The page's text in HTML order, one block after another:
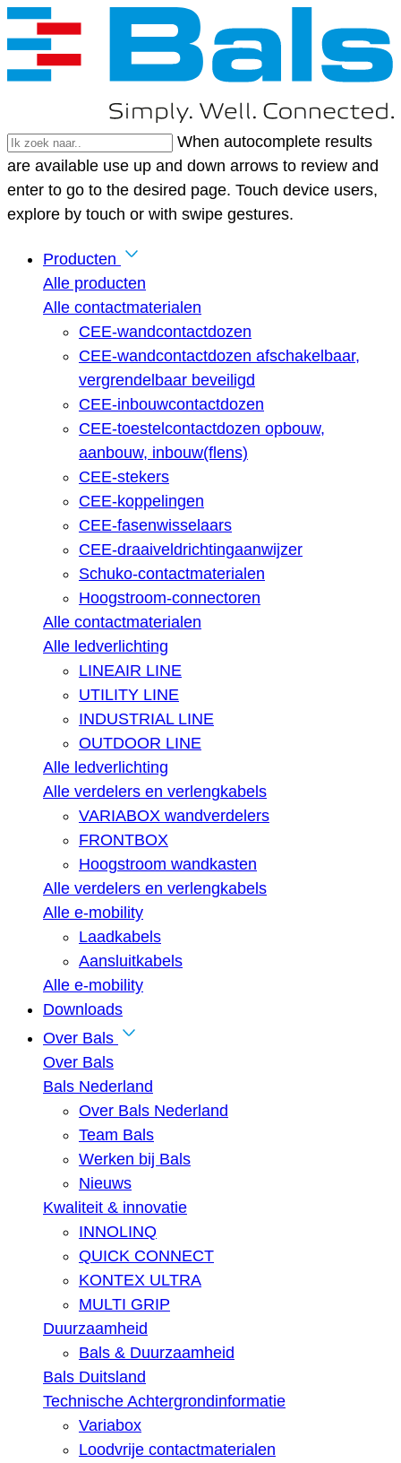
When autocomplete results
are available use up and down arrows to review and
enter to go to the desired page. Touch device users,
explore by touch or with swipe gestures.
Producten
Alle producten
Alle contactmaterialen
CEE-wandcontactdozen
CEE-wandcontactdozen afschakelbaar,
vergrendelbaar beveiligd
CEE-inbouwcontactdozen
CEE-toestelcontactdozen opbouw,
aanbouw, inbouw(flens)
CEE-stekers
CEE-koppelingen
CEE-fasenwisselaars
CEE-draaiveldrichtingaanwijzer
Schuko-contactmaterialen
Hoogstroom-connectoren
Alle contactmaterialen
Alle ledverlichting
LINEAIR LINE
UTILITY LINE
INDUSTRIAL LINE
OUTDOOR LINE
Alle ledverlichting
Alle verdelers en verlengkabels
VARIABOX wandverdelers
FRONTBOX
Hoogstroom wandkasten
Alle verdelers en verlengkabels
Alle e-mobility
Laadkabels
Aansluitkabels
Alle e-mobility
Downloads
Over Bals
Over Bals
Bals Nederland
Over Bals Nederland
Team Bals
Werken bij Bals
Nieuws
Kwaliteit & innovatie
INNOLINQ
QUICK CONNECT
KONTEX ULTRA
MULTI GRIP
Duurzaamheid
Bals & Duurzaamheid
Bals Duitsland
Technische Achtergrondinformatie
Variabox
Loodvrije contactmaterialen